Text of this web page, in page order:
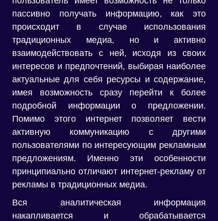
пассивно получать информацию, как это
происходит в случае использования
традиционных медиа, но и активно
взаимодействовать с ней, исходя из своих
интересов и предпочтений, выбирая наиболее
актуальные для себя ресурсы и содержание,
имея возможность сразу перейти к более
подробной информации о предложении.
Помимо этого интернет позволяет вести
активную коммуникацию с другими
пользователями по интересующим рекламным
предложениям. Именно эти особенности
принципиально отличают интернет-рекламу от
рекламы в традиционных медиа.
Вся аналитическая информация
накапливается и обрабатывается